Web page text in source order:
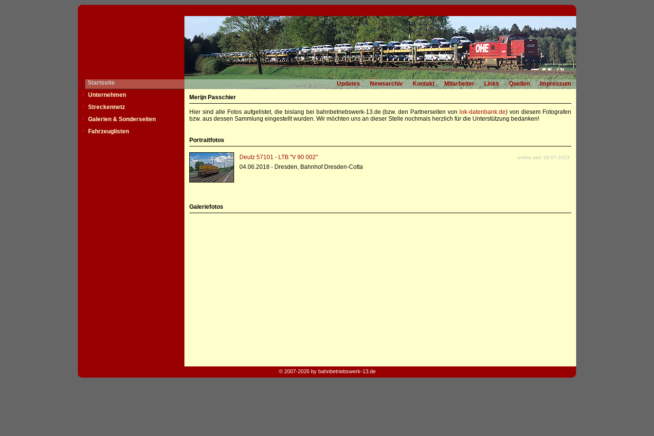
Startseite Updates Newsarchiv Kontakt Mitarbeiter Links Quellen
Impressum
Unternehmen
Streckennetz
Galerien & Sonderseiten
Fahrzeuglisten
Merijn Passchier
Hier sind alle Fotos aufgelistet, die bislang bei bahnbetriebswerk-13.de (bzw. den Partnerseiten von lok-datenbank.de) von diesem Fotografen
bzw. aus dessen Sammlung eingestellt wurden. Wir möchten uns an dieser Stelle nochmals herzlich für die Unterstützung bedanken!
Portraitfotos
Deutz 57101 - LTB "V 90 002" online seit: 29.07.2023
04.06.2018 - Dresden, Bahnhof Dresden-Cotta
Galeriefotos
© 2007-2026 by bahnbetriebswerk-13.de